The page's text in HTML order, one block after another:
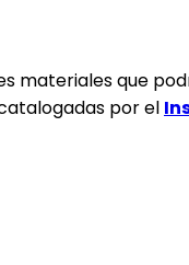
materiales que
por el